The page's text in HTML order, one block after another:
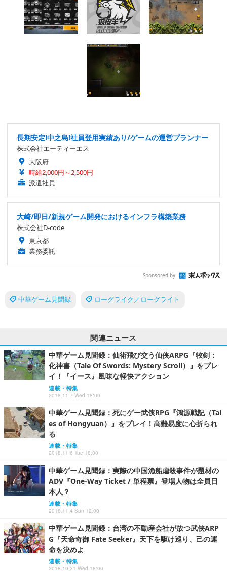
長期安定!中之島!社員登用実績あり/ゲームの運営プランナー
株式会社エーティーエス
大阪府
時給2,000円～2,500円
派遣社員
大崎/即日/新規ゲーム開発におけるインフラ構築業務
株式会社D-code
東京都
業務委託
Sponsored by
中華ゲーム見聞録 ローグライク／ローグライト
関連ニュース
中華ゲーム見聞録：仙術飛び交う仙侠ARPG『牧剣：
化神書（Tale Of Swords: Mystery Scroll）』をプレ
イ！『イース』風味な軽快アクション
連載・特集
2018.11.7 Wed 18:00
中華ゲーム見聞録：死にゲー武侠RPG『鴻源戦記（Tal
es of Hongyuan）』をプレイ！高難易度に心折られ
る
連載・特集
2018.11.6 Tue 18:00
中華ゲーム見聞録：実際の中国漁船虐殺事件が題材の
ADV『One-Way Ticket / 単程票』登場人物は全員日
本人？
連載・特集
2018.11.4 Sun 12:00
中華ゲーム見聞録：台湾の不動産会社が放つ武侠ARP
G『天命奇御 Fate Seeker』天下を駆け巡り、己の運
命を決めよ
連載・特集
2018.10.31 Wed 18:00